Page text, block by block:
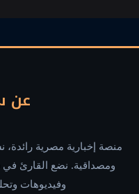
عن
منصة إخبارية مصرية رائدة،
ومصداقية. نضع القارئ
وفيديوهات